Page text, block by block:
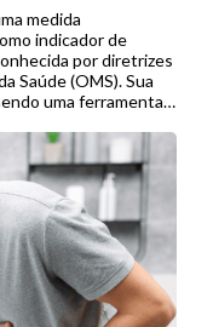
medida
indicador de
por diretrizes
Saúde (OMS). Sua
uma ferramenta